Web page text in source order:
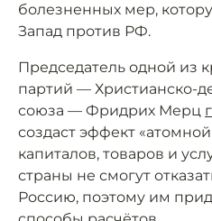
болезненных мер,
Запад против РФ.
Председатель одной из
партий — Христианско-
союза — Фридрих Мерц
создаст эффект
капиталов, товаров и
страны не смогут
Россию, поэтому им